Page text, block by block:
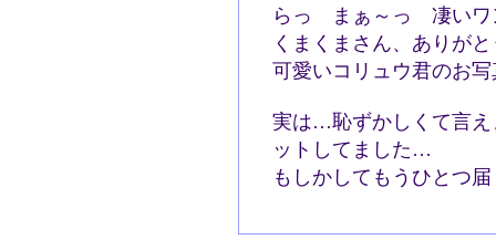
らっ まぁ～っ 凄い
くまくまさん、ありが
可愛いコリュウ君のお
実は…恥ずかしくて言え
ットしてました…
もしかしてもうひとつ